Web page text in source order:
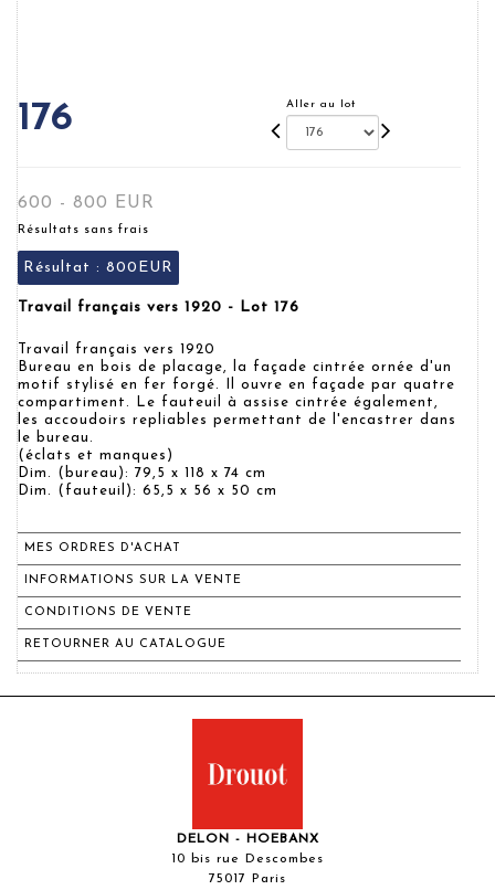
176 Aller au lot
600 - 800 EUR
Résultats sans frais
Résultat : 800EUR
Travail français vers 1920 - Lot 176
Travail français vers 1920
Bureau en bois de placage, la façade cintrée ornée d'un
motif stylisé en fer forgé. Il ouvre en façade par quatre
compartiment. Le fauteuil à assise cintrée également,
les accoudoirs repliables permettant de l'encastrer dans
le bureau.
(éclats et manques)
Dim. (bureau): 79,5 x 118 x 74 cm
Dim. (fauteuil): 65,5 x 56 x 50 cm
MES ORDRES D'ACHAT
INFORMATIONS SUR LA VENTE
CONDITIONS DE VENTE
RETOURNER AU CATALOGUE
DELON - HOEBANX
10 bis rue Descombes
75017 Paris